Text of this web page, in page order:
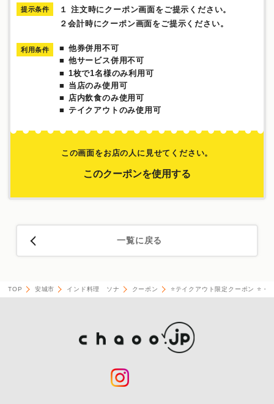
提示条件
１ 注文時にクーポン画面をご提示ください。
２会計時にクーポン画面をご提示ください。
利用条件
他券併用不可
他サービス併用不可
1枚で1名様のみ利用可
当店のみ使用可
店内飲食のみ使用可
テイクアウトのみ使用可
この画面をお店の人に見せてください。
このクーポンを使用する
一覧に戻る
TOP 安城市 インド料理 ソナ クーポン ⭐️テイクアウト限定クーポン ⭐・